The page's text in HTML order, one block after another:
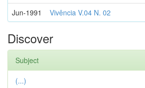
Jun-1991 Vivência V.04 N. 02
Discover
Subject
(...)